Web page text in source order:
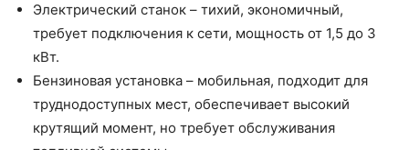
Электрический станок – тихий, экономичный,
требует подключения к сети, мощность от 1,5 до 3
кВт.
Бензиновая установка – мобильная, подходит для
труднодоступных мест, обеспечивает высокий
крутящий момент, но требует обслуживания